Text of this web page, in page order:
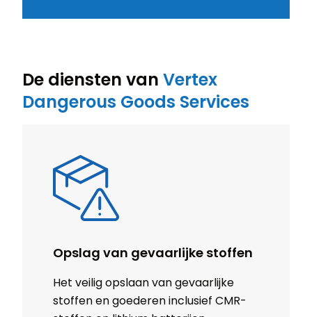
De diensten van Vertex
Dangerous Goods Services
Opslag van gevaarlijke stoffen
Het veilig opslaan van gevaarlijke
stoffen en goederen inclusief CMR-